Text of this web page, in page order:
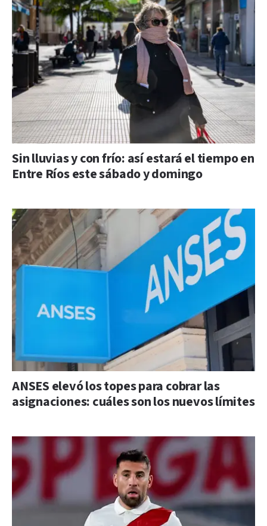
Sin lluvias y con frío: así estará el tiempo en
Entre Ríos este sábado y domingo
ANSES elevó los topes para cobrar las
asignaciones: cuáles son los nuevos límites